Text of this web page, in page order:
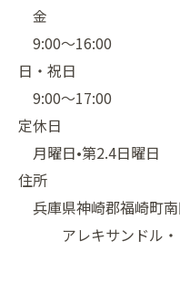
金
9:00〜16:00
日・祝日
9:00〜17:00
定休日
月曜日•第2.4日曜日
住所
兵庫県神崎郡福崎町
アレキサンドル・